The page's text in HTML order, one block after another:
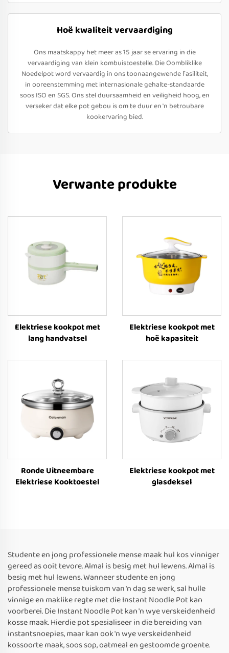
Hoë kwaliteit vervaardiging
Ons maatskappy het meer as 15 jaar se ervaring in die
vervaardiging van klein kombuistoestelle. Die Oombliklike
Noedelpot word vervaardig in ons toonaangewende fasiliteit,
in ooreenstemming met internasionale gehalte-standaarde
soos ISO en SGS. Ons stel duursaamheid en veiligheid hoog, en
verseker dat elke pot gebou is om te duur en 'n betroubare
kookervaring bied.
Verwante produkte
Elektriese kookpot met
lang handvatsel
Elektriese kookpot met
hoë kapasiteit
Ronde Uitneembare
Elektriese Kooktoestel
Elektriese kookpot met
glasdeksel
Studente en jong professionele mense maak hul kos vinniger
gereed as ooit tevore. Almal is besig met hul lewens. Almal is
besig met hul lewens. Wanneer studente en jong
professionele mense tuiskom van 'n dag se werk, sal hulle
vinnige en maklike regte met die Instant Noodle Pot kan
voorberei. Die Instant Noodle Pot kan 'n wye verskeidenheid
kosse maak. Hierdie pot spesialiseer in die bereiding van
instantsnoepies, maar kan ook 'n wye verskeidenheid
kossoorte maak, soos sop, oatmeal en gestoomde groente.